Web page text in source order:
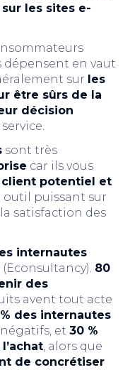
les sites e-
dépensent en vaut
sur les
être sûrs de la
décision
sont très
car ils vous
potentiel et
outil puissant sur
satisfaction des
internautes
(Econsultancy). 80
des
avent tout acte
des internautes
et 30 %
, alors que
de concrétiser